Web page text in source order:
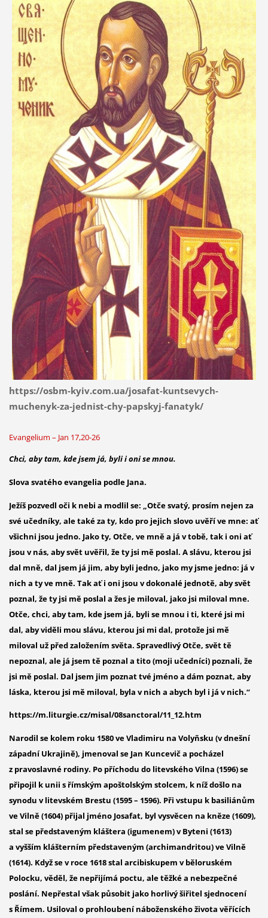
https://osbm-kyiv.com.ua/josafat-kuntsevych-
muchenyk-za-jednist-chy-papskyj-fanatyk/
Evangelium – Jan 17,20-26
Chci, aby tam, kde jsem já, byli i oni se mnou.
Slova svatého evangelia podle Jana.
Ježíš pozvedl oči k nebi a modlil se: „Otče svatý, prosím nejen za
své učedníky, ale také za ty, kdo pro jejich slovo uvěří ve mne: ať
všichni jsou jedno. Jako ty, Otče, ve mně a já v tobě, tak i oni ať
jsou v nás, aby svět uvěřil, že ty jsi mě poslal. A slávu, kterou jsi
dal mně, dal jsem já jim, aby byli jedno, jako my jsme jedno: já v
nich a ty ve mně. Tak ať i oni jsou v dokonalé jednotě, aby svět
poznal, že ty jsi mě poslal a žes je miloval, jako jsi miloval mne.
Otče, chci, aby tam, kde jsem já, byli se mnou i ti, které jsi mi
dal, aby viděli mou slávu, kterou jsi mi dal, protože jsi mě
miloval už před založením světa. Spravedlivý Otče, svět tě
nepoznal, ale já jsem tě poznal a tito (moji učedníci) poznali, že
jsi mě poslal. Dal jsem jim poznat tvé jméno a dám poznat, aby
láska, kterou jsi mě miloval, byla v nich a abych byl i já v nich.“
https://m.liturgie.cz/misal/08sanctoral/11_12.htm
Narodil se kolem roku 1580 ve Vladimiru na Volyňsku (v dnešní
západní Ukrajině), jmenoval se Jan Kuncevič a pocházel
z pravoslavné rodiny. Po příchodu do litevského Vilna (1596) se
připojil k unii s římským apoštolským stolcem, k níž došlo na
synodu v litevském Brestu (1595 – 1596). Při vstupu k basiliánům
ve Vilně (1604) přijal jméno Josafat, byl vysvěcen na kněze (1609),
stal se představeným kláštera (igumenem) v Byteni (1613)
a vyšším klášterním představeným (archimandritou) ve Vilně
(1614). Když se v roce 1618 stal arcibiskupem v běloruském
Polocku, věděl, že nepřijímá poctu, ale těžké a nebezpečné
poslání. Nepřestal však působit jako horlivý šiřitel sjednocení
s Římem. Usiloval o prohloubení náboženského života věřících